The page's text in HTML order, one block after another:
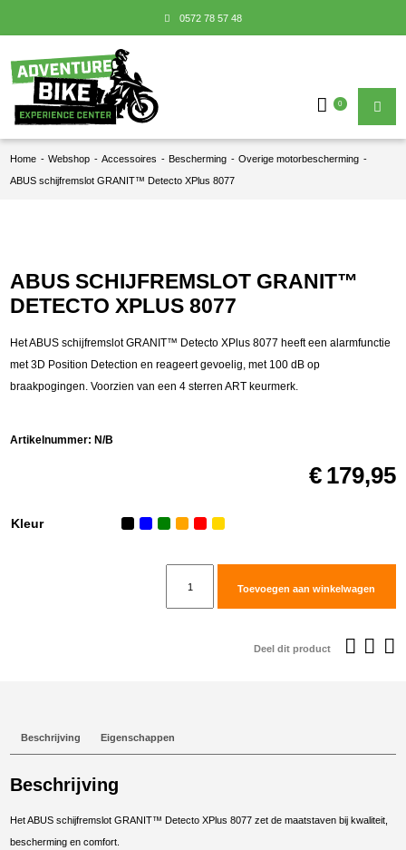
0572 78 57 48
0
Home - Webshop - Accessoires - Bescherming - Overige motorbescherming -
ABUS schijfremslot GRANIT™ Detecto XPlus 8077
ABUS SCHIJFREMSLOT GRANIT™
DETECTO XPLUS 8077
Artikelnummer: N/B
Het ABUS schijfremslot GRANIT™ Detecto XPlus 8077 heeft een alarmfunctie
met 3D Position Detection en reageert gevoelig, met 100 dB op
braakpogingen. Voorzien van een 4 sterren ART keurmerk.
€ 179,95
Kleur
Toevoegen aan winkelwagen
Deel dit product
Beschrijving Eigenschappen
Beschrijving
Het ABUS schijfremslot GRANIT™ Detecto XPlus 8077 zet de maatstaven bij kwaliteit,
bescherming en comfort.